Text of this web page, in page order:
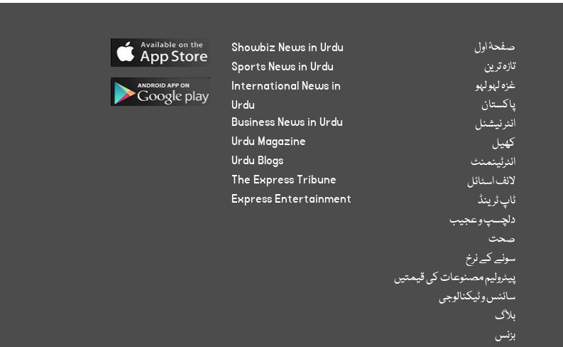
صفحۂ اول
تازہ ترین
غزہ لہو لہو
پاکستان
انٹر نیشنل
کھیل
انٹرٹینمنٹ
لائف اسٹائل
ٹاپ ٹرینڈ
دلچسپ و عجیب
صحت
سونے کے نرخ
پیٹرولیم مصنوعات کی قیمتیں
سائنس و ٹیکنالوجی
بلاگ
بزنس
Showbiz News in Urdu
Sports News in Urdu
International News in
Urdu
Business News in Urdu
Urdu Magazine
Urdu Blogs
The Express Tribune
Express Entertainment